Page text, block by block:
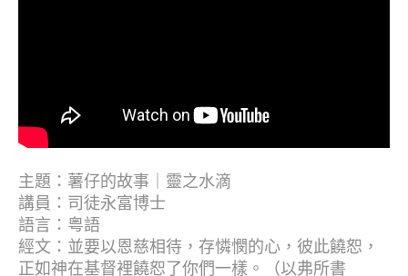
主題：薯仔的故事｜靈之水滴
講員：司徒永富博士
語言：粤語
經文：並要以恩慈相待，存憐憫的心，彼此饒恕，
正如神在基督裡饒恕了你們一樣。（以弗所書